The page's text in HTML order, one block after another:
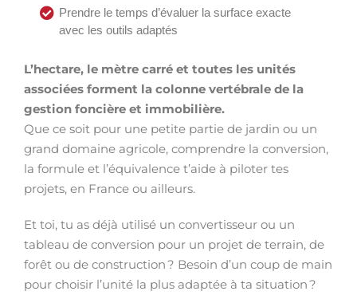
Prendre le temps d’évaluer la surface exacte
avec les outils adaptés
L’hectare, le mètre carré et toutes les unités
associées forment la colonne vertébrale de la
gestion foncière et immobilière.
Que ce soit pour une petite partie de jardin ou un
grand domaine agricole, comprendre la conversion,
la formule et l’équivalence t’aide à piloter tes
projets, en France ou ailleurs.
Et toi, tu as déjà utilisé un convertisseur ou un
tableau de conversion pour un projet de terrain, de
forêt ou de construction ? Besoin d’un coup de main
pour choisir l’unité la plus adaptée à ta situation ?